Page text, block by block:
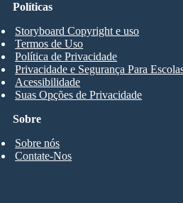
Sobre
Sobre nós
Contate-Nos
Políticas
Storyboard Copyright e uso
Termos de Uso
Política de Privacidade
Privacidade e Segurança Para
Acessibilidade
Suas Opções de Privacidade